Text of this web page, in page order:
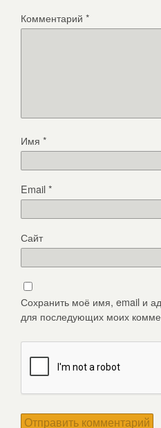
Комментарий *
Имя *
Email*
Сайт
Сохранить моё имя, email и
для последующих моих